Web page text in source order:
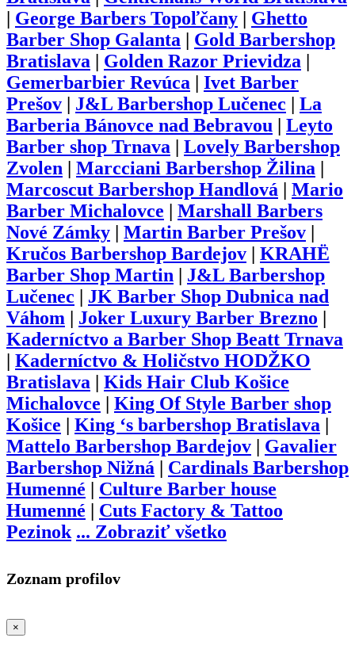
George Barbers Topoľčany
Ghetto
Barber Shop Galanta
Gold Barbershop
Bratislava
Golden Razor Prievidza
Gemerbarbier Revúca
Ivet Barber
Prešov
J&L Barbershop Lučenec
La
Barberia Bánovce nad Bebravou
Leyto
Barber shop Trnava
Lovely Barbershop
Zvolen
Marcciani Barbershop Žilina
Marcoscut Barbershop Handlová
Mario
Barber Michalovce
Marshall Barbers
Nové Zámky
Martin Barber Prešov
Kručos Barbershop Bardejov
KRAHË
Barber Shop Martin
J&L Barbershop
Lučenec
JK Barber Shop Dubnica nad
Váhom
Joker Luxury Barber Brezno
Kaderníctvo a Barber Shop Beatt Trnava
Kaderníctvo & Holičstvo HODŽKO
Bratislava
Kids Hair Club Košice
Michalovce
King Of Style Barber shop
Košice
King ‘s barbershop Bratislava
Mattelo Barbershop Bardejov
Gavalier
Barbershop Nižná
Cardinals Barbershop
Humenné
Culture Barber house
Humenné
Cuts Factory & Tattoo
Pezinok ... Zobraziť všetko
Zoznam profilov
×